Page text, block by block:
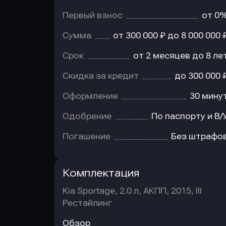
Первый взнос от
Сумма от 300 000 ₽ до 8 000 000
Срок от 2 месяцев до 8
Скидка за кредит до 300 000
Оформление 30
Одобрение По паспорту и В/
Погашение Без
Комплектация
Kia Sportage, 2.0 л, АКПП, 2015, III
Рестайлинг
Обзор